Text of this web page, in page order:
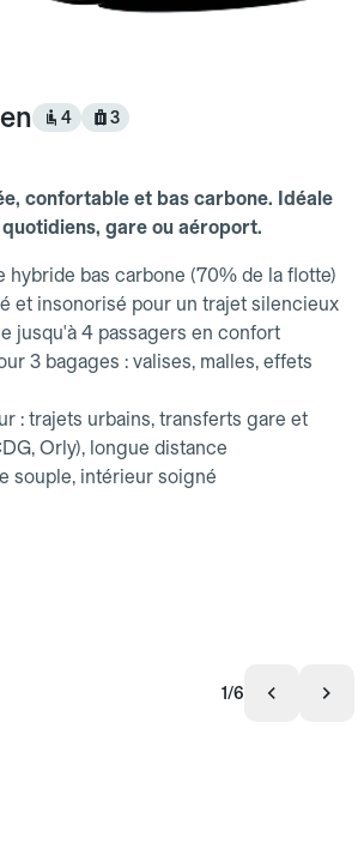
4 3
confortable et bas carbone. Idéale
gare ou aéroport.
hybride bas carbone (70% de la flotte)
et insonorisé pour un trajet silencieux
jusqu'à 4 passagers en confort
3 bagages : valises, malles, effets
: trajets urbains, transferts gare et
Orly), longue distance
souple, intérieur soigné
1/6